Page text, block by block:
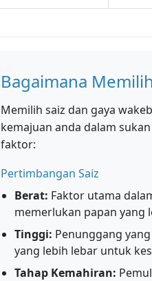
Bagaimana
Memilih saiz dan gaya
kemajuan anda dalam
faktor:
Pertimbangan Saiz
Berat: Faktor utama
memerlukan papan yang
Tinggi: Penunggang
yang lebih lebar untuk
Tahap Kemahiran: